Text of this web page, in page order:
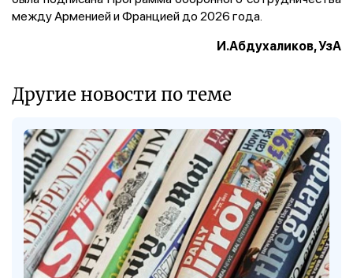
между Арменией и Францией до 2026 года.
И.Абдухаликов, УзА
Другие новости по теме